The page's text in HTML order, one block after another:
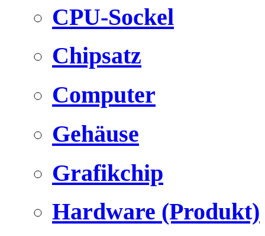
CPU-Sockel
Chipsatz
Computer
Gehäuse
Grafikchip
Hardware (Produkt)